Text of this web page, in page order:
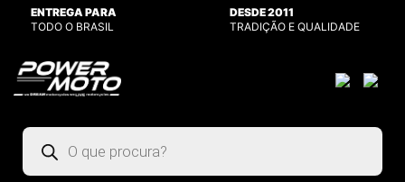
ENTREGA PARA
TODO O BRASIL
DESDE 2011
TRADIÇÃO E QUALIDADE
Pesquisar
produtos